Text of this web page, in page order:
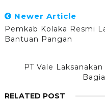
Newer Article
Pemkab Kolaka Resmi
Bantuan Pangan
PT Vale
RELATED POST